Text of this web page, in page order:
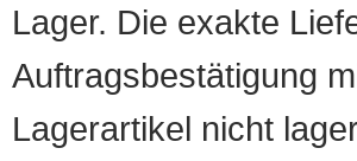
Lager. Die exakte
Auftragsbestätigung
Lagerartikel nicht